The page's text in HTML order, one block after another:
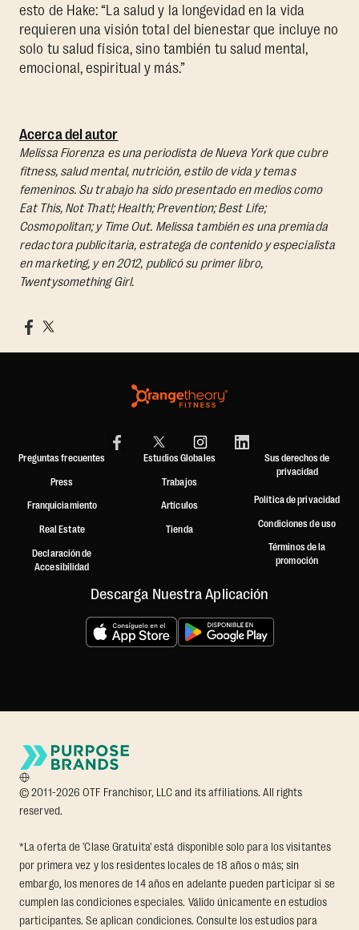
esto de Hake: “La salud y la longevidad en la vida
requieren una visión total del bienestar que incluye no
solo tu salud física, sino también tu salud mental,
emocional, espiritual y más.”
Acerca del autor
Melissa Fiorenza es una periodista de Nueva York que cubre
fitness, salud mental, nutrición, estilo de vida y temas
femeninos. Su trabajo ha sido presentado en medios como
Eat This, Not That!; Health; Prevention; Best Life;
Cosmopolitan; y Time Out. Melissa también es una premiada
redactora publicitaria, estratega de contenido y especialista
en marketing, y en 2012, publicó su primer libro,
Twentysomething Girl.
Preguntas frecuentes
Press
Franquiciamiento
Real Estate
Declaración de
Accesibilidad
Estudios Globales
Trabajos
Artículos
Tienda
Sus derechos de
privacidad
Política de privacidad
Condiciones de uso
Términos de la
promoción
Descarga Nuestra Aplicación
© 2011-2026 OTF Franchisor, LLC and its affiliations. All rights
reserved.
*La oferta de 'Clase Gratuita' está disponible solo para los visitantes
por primera vez y los residentes locales de 18 años o más; sin
embargo, los menores de 14 años en adelante pueden participar si se
cumplen las condiciones especiales. Válido únicamente en estudios
participantes. Se aplican condiciones. Consulte los estudios para